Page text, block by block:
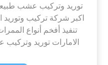
اكبر شركة تركيب
تنفيذ أفخم أنواع
الامارات توريد